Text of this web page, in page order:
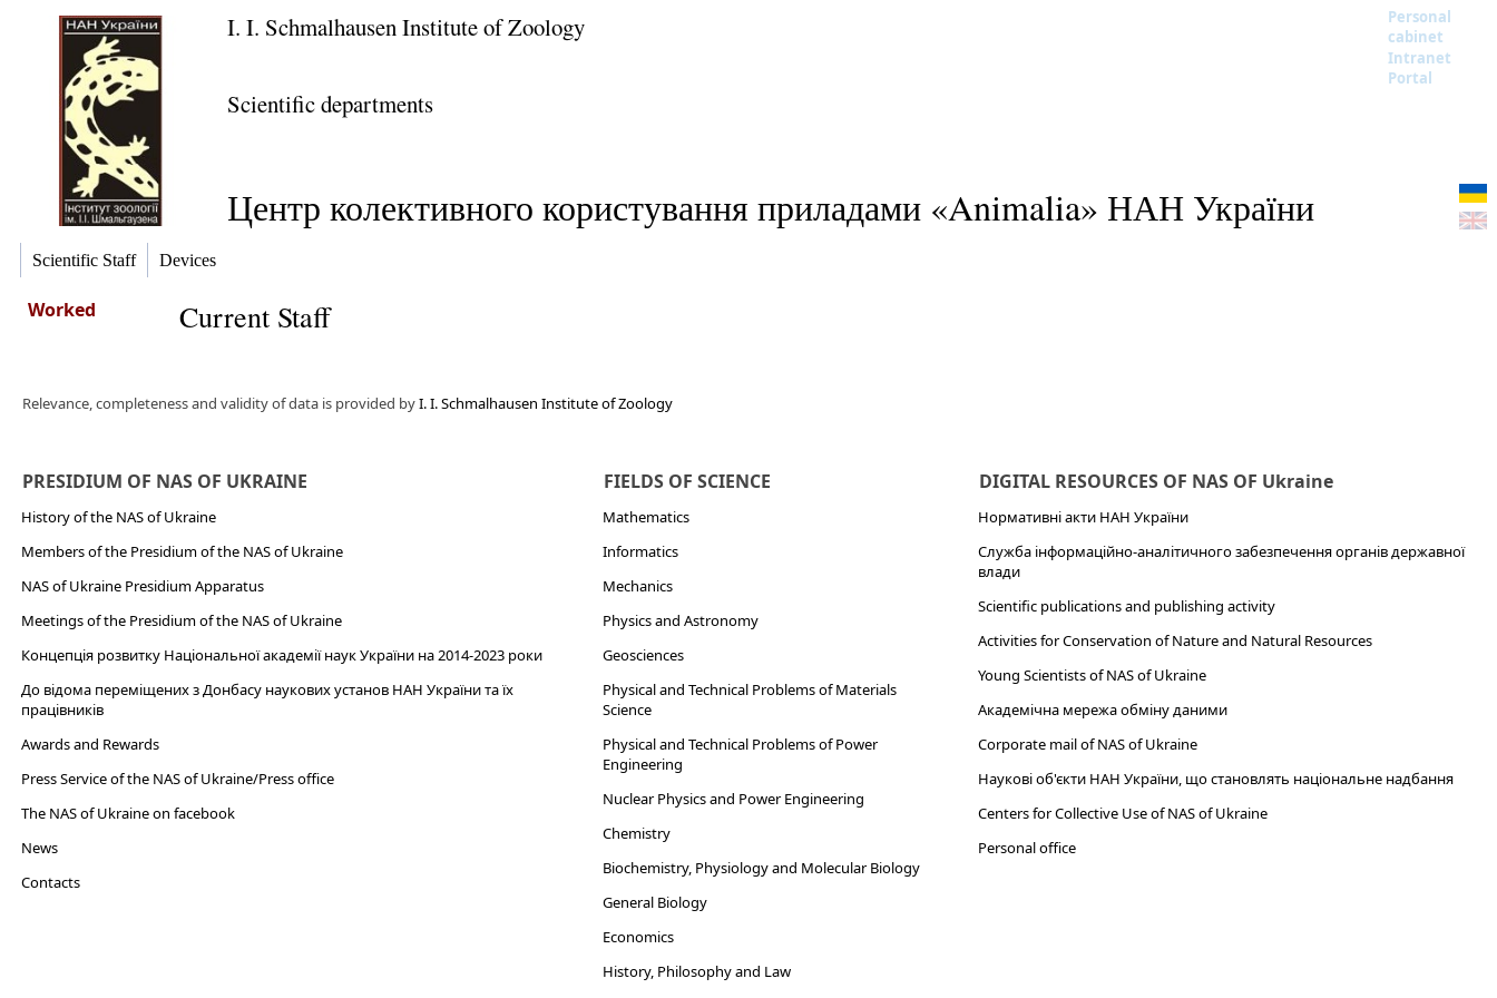
I. I. Schmalhausen Institute of Zoology
Personal
cabinet
Intranet
Portal
Scientific departments
Центр колективного користування приладами «Animalia» НАН України
Scientific Staff Devices
Worked Current Staff
Relevance, completeness and validity of data is provided byI. I. Schmalhausen Institute of Zoology
PRESIDIUM OF NAS OF UKRAINE
History of the NAS of Ukraine
Members of the Presidium of the NAS of Ukraine
NAS of Ukraine Presidium Apparatus​
Meetings of the Presidium of the NAS of Ukraine
Концепція розвитку Національної академії наук України на 2014-2023 роки
До відома переміщених з Донбасу наукових установ НАН України та їх
працівників
Awards and Rewards
Press Service of the NAS of Ukraine/Press office
The NAS of Ukraine on facebook
News
Сontacts
FIELDS OF SCIENCE
Mathematics
Informatics
Mechanics
Physics and Astronomy
Geosciences
Physical and Technical Problems of Materials
Science
Physical and Technical Problems of Power
Engineering
Nuclear Physics and Power Engineering
Chemistry
Biochemistry, Physiology and Molecular Biology
General Biology
Economics
History, Philosophy and Law
DIGITAL RESOURCES OF NAS OF Ukraine
Нормативні акти НАН України
Служба інформаційно-аналітичного забезпечення органів державної
влади
Scientific publications and publishing activity
Activities for Conservation of Nature and Natural Resources
Young Scientists of NAS of Ukraine
Академічна мережа обміну даними
Corporate mail of NAS of Ukraine
Наукові об'єкти НАН України, що становлять національне надбання
Centers for Collective Use of NAS of Ukraine
Personal office